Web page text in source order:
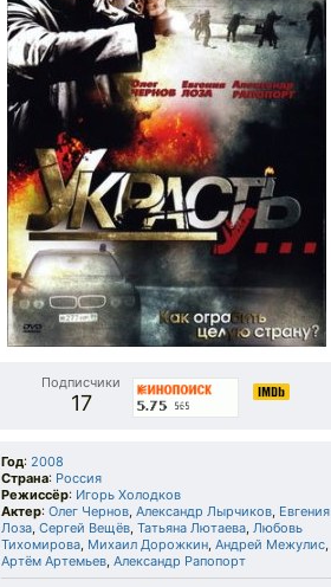
Подписчики
17
Год: 2008
Страна: Россия
Режиссёр: Игорь Холодков
Актер: Олег Чернов, Александр Лырчиков, Евгения
Лоза, Сергей Вещёв, Татьяна Лютаева, Любовь
Тихомирова, Михаил Дорожкин, Андрей Межулис,
Артём Артемьев, Александр Рапопорт